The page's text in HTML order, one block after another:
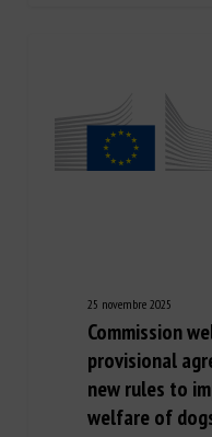
25 novembre 2025
Commission
provisional
new rules to
welfare of